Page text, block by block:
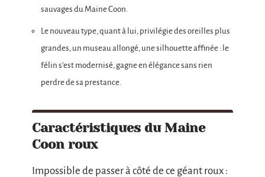
sauvages du Maine Coon.
Le nouveau type, quant à lui, privilégie des oreilles plus
grandes, un museau allongé, une silhouette affinée : le
félin s’est modernisé, gagne en élégance sans rien
perdre de sa prestance.
Caractéristiques du Maine
Coon roux
Impossible de passer à côté de ce géant roux :